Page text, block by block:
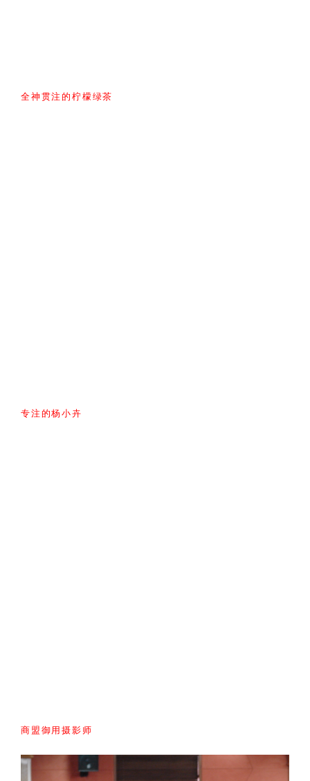
全神贯注的柠檬绿茶
专注的杨小卉
商盟御用摄影师